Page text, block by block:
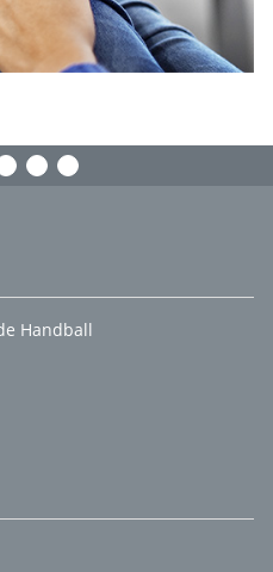
Handball